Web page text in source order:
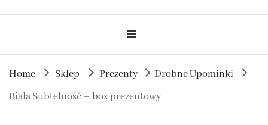
Herbaciarnia Art-Tea
Home Sklep Prezenty
Drobne Upominki
Biała Subtelność – box prezentowy